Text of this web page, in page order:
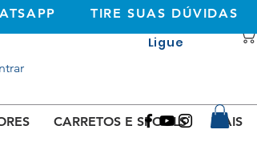
CARRETOS E SPOOLS MAIS
TIRE SUAS DÚVIDAS
Ligue